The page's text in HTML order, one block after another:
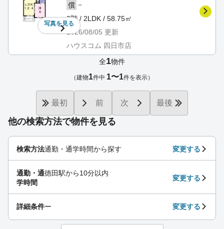
写真を見る
償 －
2階 / 2LDK / 58.75㎡
2026/08/05 更新
ハウスコム 四日市店
他の検索方法で物件を見る
検索方法通勤・通学時間から探す 変更する
通勤・通
学時間
徳田駅から10分以内
変更する
詳細条件ー 変更する
全1物件
（建物1件中 1〜1件を表示）
最初 前 次 最後